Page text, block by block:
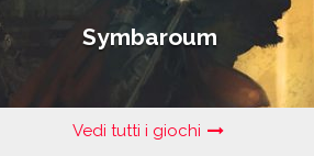
Symbaroum
Vedi tutti i giochi